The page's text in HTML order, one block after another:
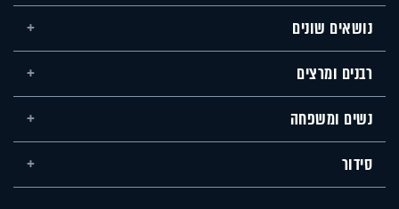
נושאים שונים
רבנים ומרצים
נשים ומשפחה
סידור